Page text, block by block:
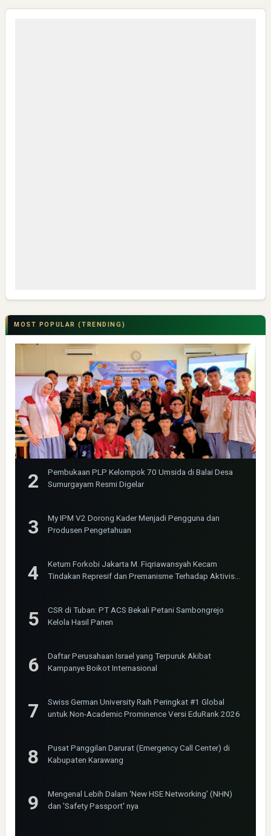
MOST POPULAR (TRENDING)
Pembukaan PLP Kelompok 70 Umsida di Balai Desa
Sumurgayam Resmi Digelar
My IPM V2 Dorong Kader Menjadi Pengguna dan
Produsen Pengetahuan
Ketum Forkobi Jakarta M. Fiqriawansyah Kecam
Tindakan Represif dan Premanisme Terhadap Aktivis
CSR di Tuban: PT ACS Bekali Petani Sambongrejo
Kelola Hasil Panen
Daftar Perusahaan Israel yang Terpuruk Akibat
Kampanye Boikot Internasional
Swiss German University Raih Peringkat #1 Global
untuk Non-Academic Prominence Versi EduRank 2026
Pusat Panggilan Darurat (Emergency Call Center) di
Kabupaten Karawang
Mengenal Lebih Dalam ‘New HSE Networking’ (NHN)
dan 'Safety Passport' nya